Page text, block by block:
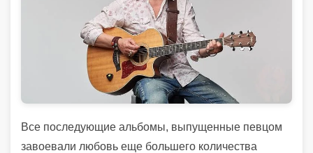
Все последующие альбомы, выпущенные певцом
завоевали любовь еще большего количества